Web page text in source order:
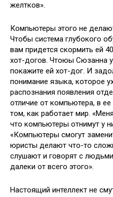
желтков».
Компьютеры этого не
Чтобы система глубокого
вам придется скормить ей
хот-догов. Чтоюы Сюзанна
покажите ей хот-дог. И
понимание языка, которое
распознания появления
отличие от компьютера, в
том, как работает мир.
что компьютеры отнимут у
«Компьютеры смогут
юристы делают что-то
слушают и говорят с
далеки от всего этого».
Настоящий интеллект не